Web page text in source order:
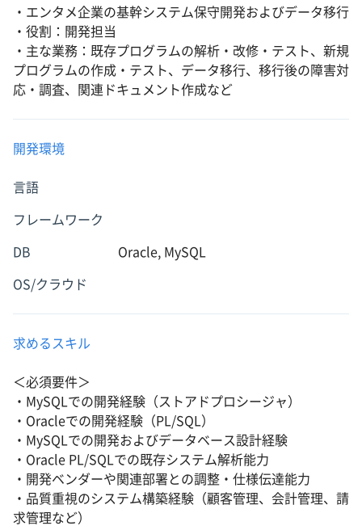
・エンタメ企業の基幹システム保守開発およびデータ移行
・役割：開発担当
・主な業務：既存プログラムの解析・改修・テスト、新規
プログラムの作成・テスト、データ移行、移行後の障害対
応・調査、関連ドキュメント作成など
開発環境
言語
フレームワーク
DB Oracle, MySQL
OS/クラウド
求めるスキル
＜必須要件＞
・MySQLでの開発経験（ストアドプロシージャ）
・Oracleでの開発経験（PL/SQL）
・MySQLでの開発およびデータベース設計経験
・Oracle PL/SQLでの既存システム解析能力
・開発ベンダーや関連部署との調整・仕様伝達能力
・品質重視のシステム構築経験（顧客管理、会計管理、請
求管理など）